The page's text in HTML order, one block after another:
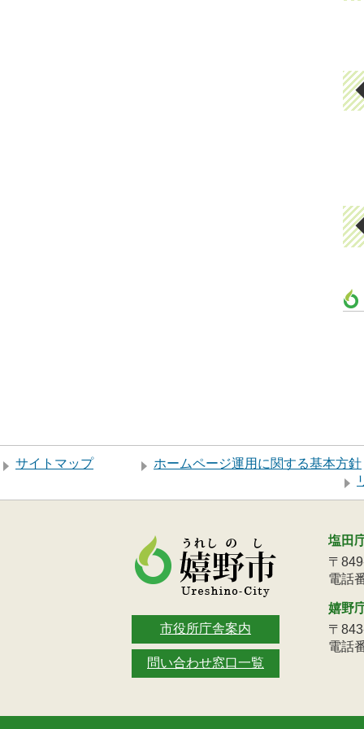
サイトマップ
ホームページ運用に関する基本方針
市役所庁舎案内
問い合わせ窓口一覧
塩田
〒
電話
嬉野
〒
電話